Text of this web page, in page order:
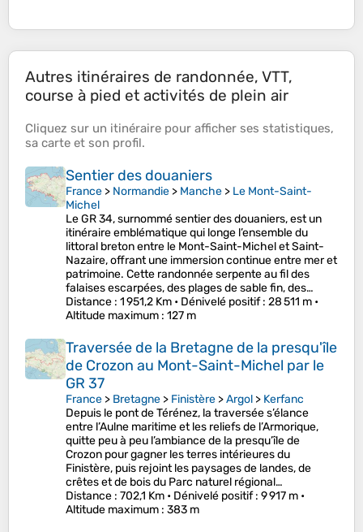
Autres itinéraires de randonnée, VTT,
course à pied et activités de plein air
Cliquez sur un itinéraire pour afficher ses statistiques,
sa carte et son profil.
Sentier des douaniers
France > Normandie > Manche > Le Mont-Saint-
Michel
Le GR 34, surnommé sentier des douaniers, est un
itinéraire emblématique qui longe l’ensemble du
littoral breton entre le Mont-Saint-Michel et Saint-
Nazaire, offrant une immersion continue entre mer et
patrimoine. Cette randonnée serpente au fil des
falaises escarpées, des plages de sable fin, des…
Distance : 1 951,2 Km • Dénivelé positif: 28 511 m •
Altitude maximum : 127 m
Traversée de la Bretagne de la presqu'île
de Crozon au Mont-Saint-Michel par le
GR 37
France > Bretagne > Finistère >Argol > Kerfanc
Depuis le pont de Térénez, la traversée s’élance
entre l’Aulne maritime et les reliefs de l’Armorique,
quitte peu à peu l’ambiance de la presqu’île de
Crozon pour gagner les terres intérieures du
Finistère, puis rejoint les paysages de landes, de
crêtes et de bois du Parc naturel régional…
Distance : 702,1 Km • Dénivelé positif: 9 917 m •
Altitude maximum : 383 m